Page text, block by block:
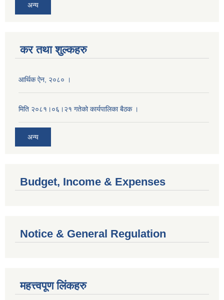
अन्य
कर तथा शुल्कहरु
आर्थिक ऐन, २०८० ।
मिति २०८१।०६।२१ गतेको कार्यपालिका बैठक ।
अन्य
Budget, Income & Expenses
Notice & General Regulation
महत्त्वपूण लिंकहरु